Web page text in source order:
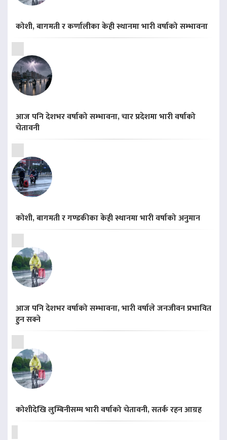
कोशी, बागमती र कर्णालीका केही स्थानमा भारी वर्षाको सम्भावना
आज पनि देशभर वर्षाको सम्भावना, चार प्रदेशमा भारी वर्षाको
चेतावनी
कोशी, बागमती र गण्डकीका केही स्थानमा भारी वर्षाको अनुमान
आज पनि देशभर वर्षाको सम्भावना, भारी वर्षाले जनजीवन प्रभावित
हुन सक्ने
कोशीदेखि लुम्बिनीसम्म भारी वर्षाको चेतावनी, सतर्क रहन आग्रह